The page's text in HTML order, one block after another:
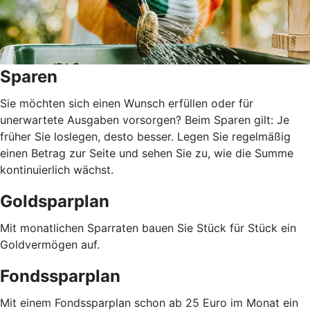
Sparen
Sie möchten sich einen Wunsch erfüllen oder für
unerwartete Ausgaben vorsorgen? Beim Sparen gilt: Je
früher Sie loslegen, desto besser. Legen Sie regelmäßig
einen Betrag zur Seite und sehen Sie zu, wie die Summe
kontinuierlich wächst.
Goldsparplan
Mit monatlichen Sparraten bauen Sie Stück für Stück ein
Goldvermögen auf.
Fondssparplan
Mit einem Fondssparplan schon ab 25 Euro im Monat ein